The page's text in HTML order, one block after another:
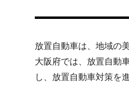
放置自動車は、地域の
大阪府では、放置自動
し、放置自動車対策を